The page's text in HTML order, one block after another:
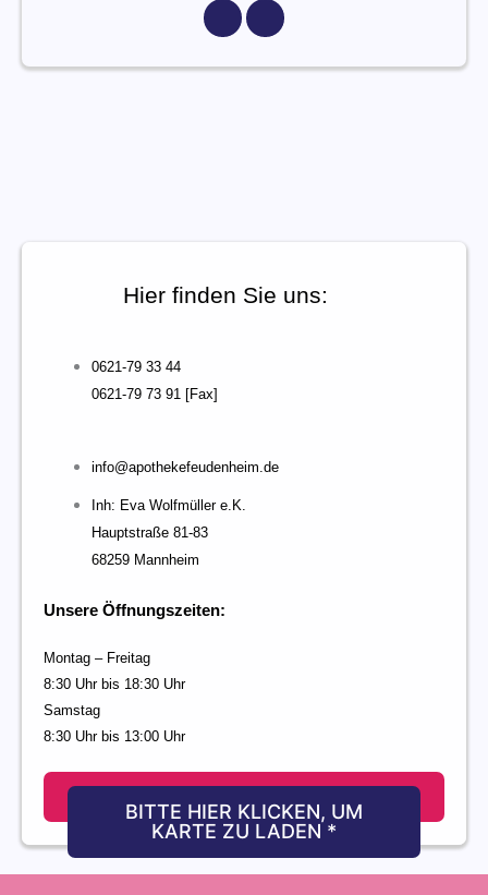
Hier finden Sie uns:
0621-79 33 44
0621-79 73 91 [Fax]
info@apothekefeudenheim.de
Inh: Eva Wolfmüller e.K.
Hauptstraße 81-83
68259 Mannheim
Unsere Öffnungszeiten:
Montag – Freitag
8:30 Uhr bis 18:30 Uhr
Samstag
8:30 Uhr bis 13:00 Uhr
BITTE HIER KLICKEN, UM
KARTE ZU LADEN *